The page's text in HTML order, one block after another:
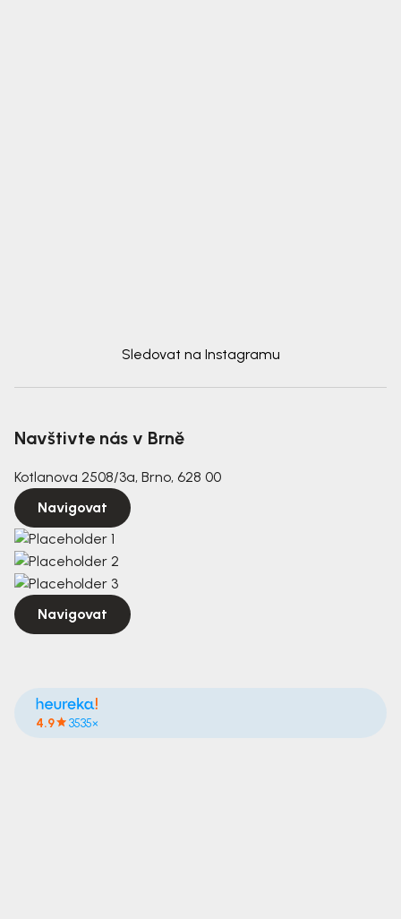
Sledovat na Instagramu
Navštivte nás v Brně
Kotlanova 2508/3a, Brno, 628 00
Navigovat
Navigovat
4.9 3535×